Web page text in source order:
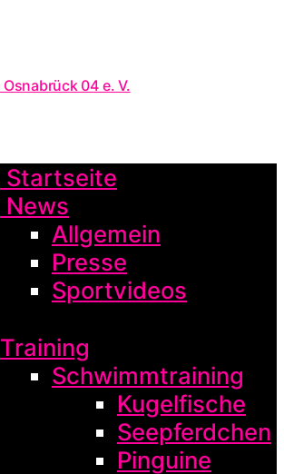
Startseite
News
Allgemein
Presse
Sportvideos
Training
Schwimmtraining
Kugelfische
Seepferdchen
Pinguine